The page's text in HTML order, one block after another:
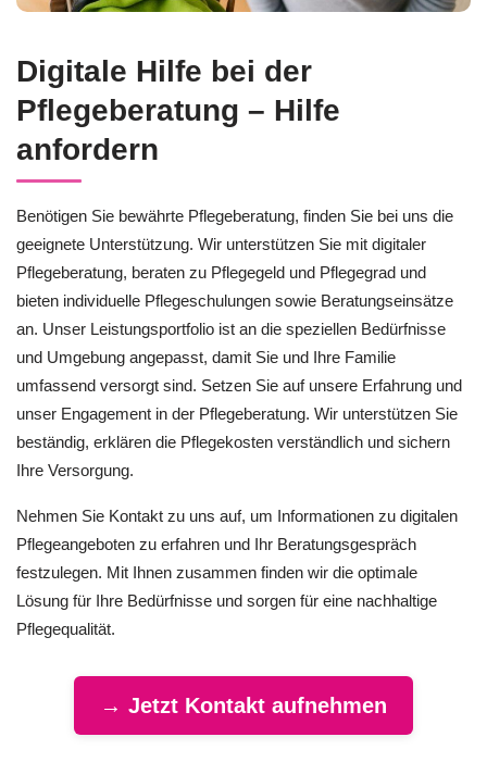
Digitale Hilfe bei der
Pflegeberatung – Hilfe
anfordern
Benötigen Sie bewährte Pflegeberatung, finden Sie bei uns die
geeignete Unterstützung. Wir unterstützen Sie mit digitaler
Pflegeberatung, beraten zu Pflegegeld und Pflegegrad und
bieten individuelle Pflegeschulungen sowie Beratungseinsätze
an. Unser Leistungsportfolio ist an die speziellen Bedürfnisse
und Umgebung angepasst, damit Sie und Ihre Familie
umfassend versorgt sind. Setzen Sie auf unsere Erfahrung und
unser Engagement in der Pflegeberatung. Wir unterstützen Sie
beständig, erklären die Pflegekosten verständlich und sichern
Ihre Versorgung.
Nehmen Sie Kontakt zu uns auf, um Informationen zu digitalen
Pflegeangeboten zu erfahren und Ihr Beratungsgespräch
festzulegen. Mit Ihnen zusammen finden wir die optimale
Lösung für Ihre Bedürfnisse und sorgen für eine nachhaltige
Pflegequalität.
→ Jetzt Kontakt aufnehmen